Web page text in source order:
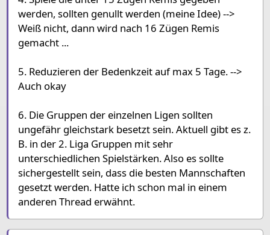
werden, sollten genullt werden (meine Idee) -->
Weiß nicht, dann wird nach 16 Zügen Remis
gemacht ...
5. Reduzieren der Bedenkzeit auf max 5 Tage. -->
Auch okay
6. Die Gruppen der einzelnen Ligen sollten
ungefähr gleichstark besetzt sein. Aktuell gibt es z.
B. in der 2. Liga Gruppen mit sehr
unterschiedlichen Spielstärken. Also es sollte
sichergestellt sein, dass die besten Mannschaften
gesetzt werden. Hatte ich schon mal in einem
anderen Thread erwähnt.